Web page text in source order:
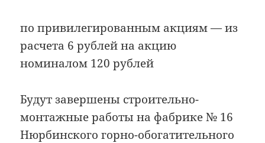
по привилегированным акциям — из
расчета 6 рублей на акцию
номиналом 120 рублей
Будут завершены строительно-
монтажные работы на фабрике № 16
Нюрбинского горно-обогатительного